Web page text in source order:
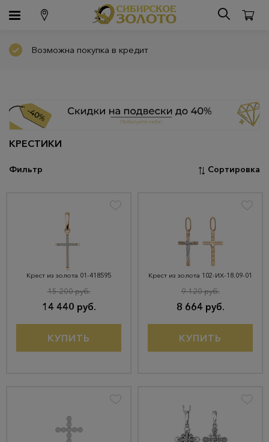
Возможна покупка в кредит
КРЕСТИКИ
Фильтр Сортировка
Крест из золота 01-418595
14 440 руб.
15 200 руб.
КУПИТЬ
Крест из золота 102-ИХ-18.09-01
8 664 руб.
9 120 руб.
КУПИТЬ